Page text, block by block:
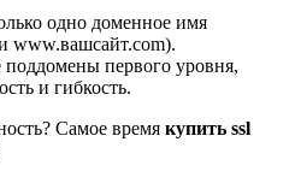
одно доменное имя
www.вашсайт.com).
первого уровня,
и гибкость.
Самое время купить ssl